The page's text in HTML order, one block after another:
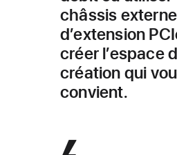
châssis externe
d’extension
créer l’espace
création qui
convient.